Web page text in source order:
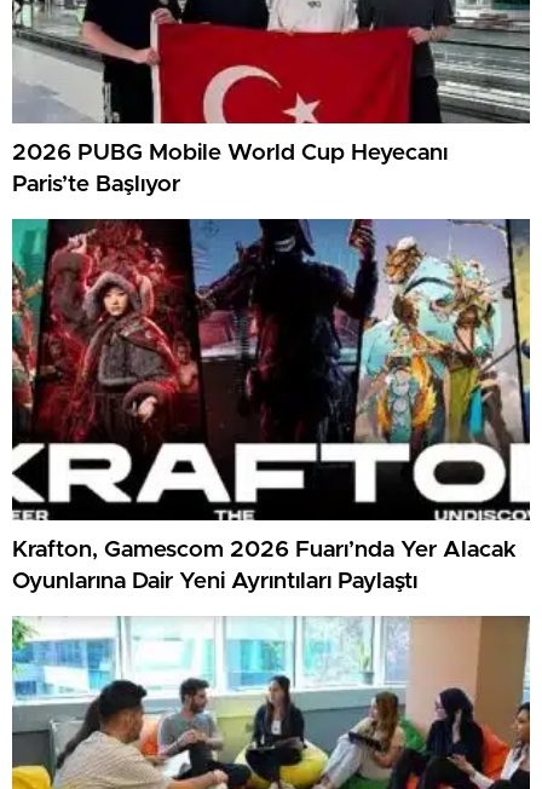
2026 PUBG Mobile World Cup Heyecanı
Paris’te Başlıyor
Krafton, Gamescom 2026 Fuarı’nda Yer Alacak
Oyunlarına Dair Yeni Ayrıntıları Paylaştı